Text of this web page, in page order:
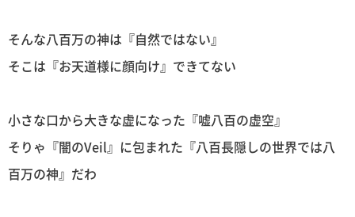
そんな八百万の神は『自然ではない』
そこは『お天道様に顔向け』できてない
小さな口から大きな虚になった『嘘八百の虚空』
そりゃ『闇のVeil』に包まれた『八百長隠しの世界では八
百万の神』だわ